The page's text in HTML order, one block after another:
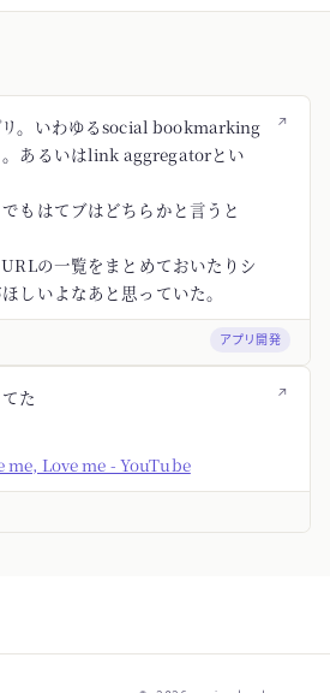
↗
。いわゆるsocial bookmarking
。あるいはlink aggregatorとい
もはてブはどちらかと言うと
の一覧をまとめておいたりシ
しいよなあと思っていた。
アプリ開発
↗
た
me, Love me - YouTube